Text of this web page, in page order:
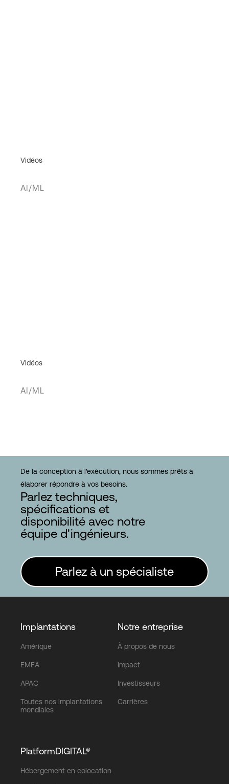
Vidéos
AI/ML
Vidéos
AI/ML
De la conception à l'exécution, nous sommes prêts à
élaborer répondre à vos besoins.
Parlez techniques,
spécifications et
disponibilité avec notre
équipe d'ingénieurs.
Parlez à un spécialiste
Implantations
Amérique
EMEA
APAC
Toutes nos implantations
mondiales
Notre entreprise
À propos de nous
Impact
Investisseurs
Carrières
PlatformDIGITAL®
Hébergement en colocation